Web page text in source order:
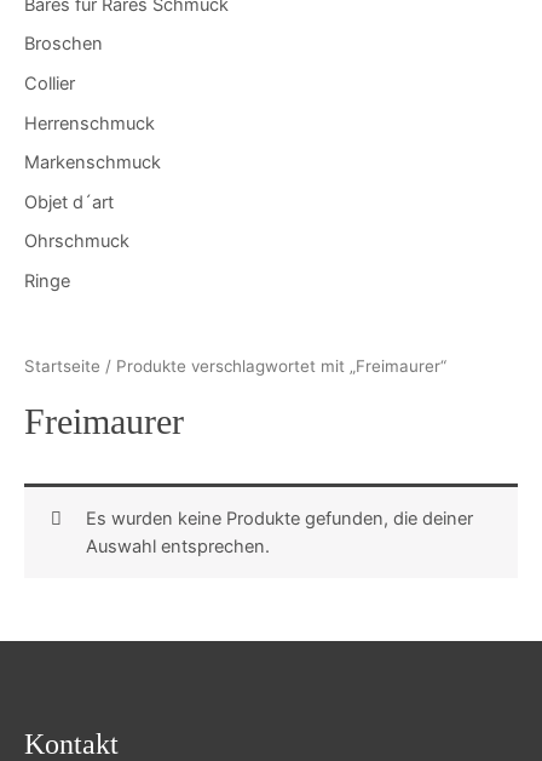
Bares für Rares Schmuck
Broschen
Collier
Herrenschmuck
Markenschmuck
Objet d´art
Ohrschmuck
Ringe
Startseite / Produkte verschlagwortet mit „Freimaurer“
Freimaurer
Es wurden keine Produkte gefunden, die deiner
Auswahl entsprechen.
Kontakt